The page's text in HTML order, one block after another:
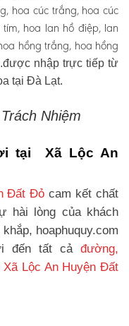
hoa cúc trắng, hoa cúc
hoa lan hồ điệp, lan
hồng trắng, hoa hồng
.được nhập trực tiếp từ
tại Đà Lạt.
Nhiệm
tại Xã Lộc An
Đất Đỏ cam kết chất
hài lòng của khách
hoaphuquy.com
đến tất cả đường,
Lộc An Huyện Đất